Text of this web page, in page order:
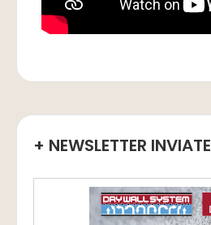
+ NEWSLETTER INVIATE